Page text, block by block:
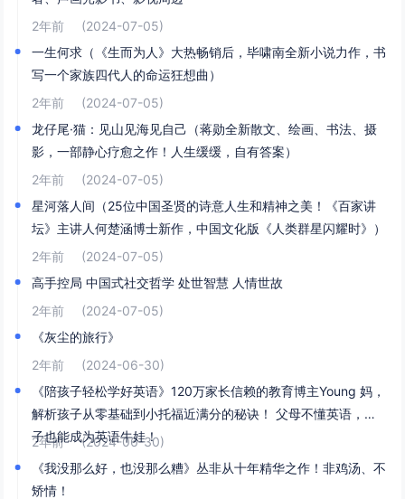
2年前
(2024-07-05)
一生何求（《生而为人》大热畅销后，毕啸南全新小说力作，书
写一个家族四代人的命运狂想曲）
2年前
(2024-07-05)
龙仔尾·猫：见山见海见自己（蒋勋全新散文、绘画、书法、摄
影，一部静心疗愈之作！人生缓缓，自有答案）
2年前
(2024-07-05)
星河落人间（25位中国圣贤的诗意人生和精神之美！《百家讲
坛》主讲人何楚涵博士新作，中国文化版《人类群星闪耀时》）
2年前
(2024-07-05)
高手控局 中国式社交哲学 处世智慧 人情世故
2年前
(2024-07-05)
《灰尘的旅行》
2年前
(2024-06-30)
《陪孩子轻松学好英语》120万家长信赖的教育博主Young 妈，
解析孩子从零基础到小托福近满分的秘诀！ 父母不懂英语，孩
子也能成为英语牛娃！
2年前
(2024-06-30)
《我没那么好，也没那么糟》丛非从十年精华之作！非鸡汤、不
矫情！